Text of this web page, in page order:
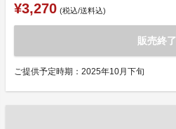
¥3,270 (税込/送料込)
販売終了
ご提供予定時期：2025年10月下旬